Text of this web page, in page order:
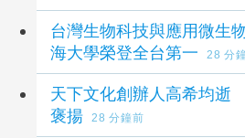
台灣生物科技與應用微生
海大學榮登全台第一
28 分
天下文化創辦人高希均逝
褒揚
28 分鐘前